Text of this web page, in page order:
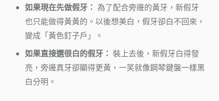
如果現在先做假牙： 為了配合旁邊的黃牙，新假牙
也只能做得黃黃的。以後想美白，假牙卻白不回來，
變成「黃色釘子戶」。
如果直接選很白的假牙： 裝上去後，新假牙白得發
亮，旁邊真牙卻顯得更黃，一笑就像鋼琴鍵盤一樣黑
白分明。